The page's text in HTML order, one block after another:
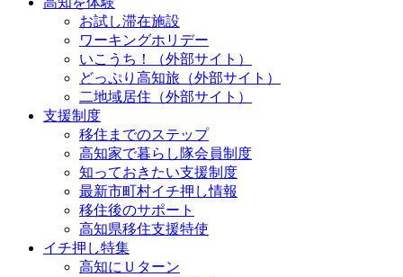
お試し滞在施設
ワーキングホリデー
いこうち！（外部サイト）
どっぷり高知旅（外部サイト）
二地域居住（外部サイト）
支援制度
移住までのステップ
高知家で暮らし隊会員制度
知っておきたい支援制度
最新市町村イチ押し情報
移住後のサポート
高知県移住支援特使
イチ押し特集
高知にＵターン